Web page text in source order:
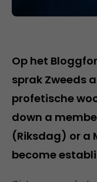
Op het
sprak Zweeds
profetische
down a
(Riksdag) or a
become